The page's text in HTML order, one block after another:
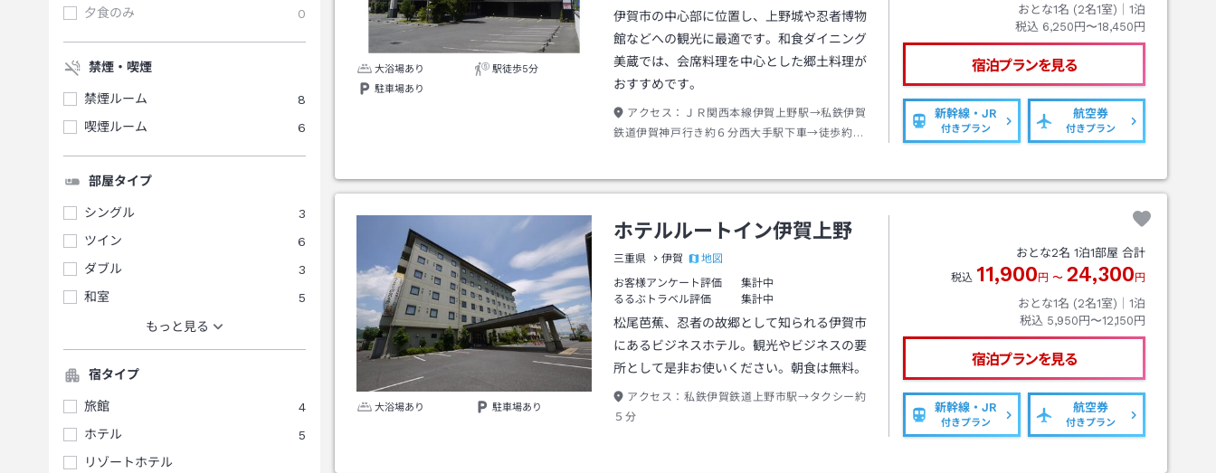
夕食のみ
0
禁煙・喫煙
禁煙ルーム
8
喫煙ルーム
6
部屋タイプ
シングル
3
ツイン
6
ダブル
3
和室
5
もっと見る
宿タイプ
旅館
4
ホテル
5
リゾートホテル
大浴場あり
駅徒歩5分
駐車場あり
伊賀市の中心部に位置し、上野城や忍者博物
館などへの観光に最適です。和食ダイニング
美蔵では、会席料理を中心とした郷土料理が
おすすめです。
アクセス：
ＪＲ関西本線伊賀上野駅→私鉄伊賀
鉄道伊賀神戸行き約６分西大手駅下車→徒歩約２
おとな1名 (2名1室)｜ 1泊
税込 6,250円〜18,450円
宿泊プランを見る
新幹線・JR
付きプラン
航空券
付きプラン
大浴場あり 駐車場あり
ホテルルートイン伊賀上野
三重県 伊賀
地図
お客様アンケート評価
集計中
るるぶトラベル評価
集計中
松尾芭蕉、忍者の故郷として知られる伊賀市
にあるビジネスホテル。観光やビジネスの要
所として是非お使いください。朝食は無料。
アクセス： 私鉄伊賀鉄道上野市駅→タクシー約
５分
おとな2名 1泊1部屋 合計
税込 11,900 円 〜 24,300 円
おとな1名 (2名1室)｜ 1泊
税込 5,950円〜12,150円
宿泊プランを見る
新幹線・JR
付きプラン
航空券
付きプラン